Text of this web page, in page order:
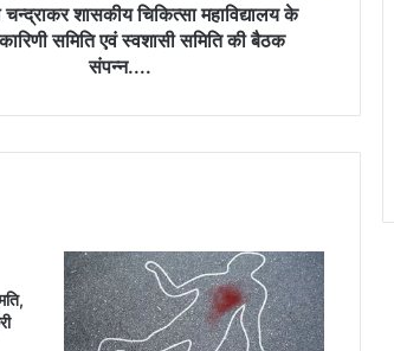
शासकीय चिकित्सा महाविद्यालय के
समिति एवं स्वशासी समिति की बैठक
संपन्न....